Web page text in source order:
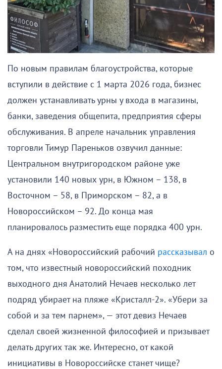
По новым правилам благоустройства, которые
вступили в действие с 1 марта 2026 года, бизнес
должен устанавливать урны у входа в магазины,
банки, заведения общепита, предприятия сферы
обслуживания. В апреле начальник управления
торговли Тимур Пареньков озвучил данные:
Центральном внутригородском районе уже
установили 140 новых урн, в Южном – 138, в
Восточном – 58, в Приморском – 82, а в
Новороссийском – 92. До конца мая
планировалось разместить еще порядка 400 урн.
А на днях «Новороссийский рабочий рассказывал о
том, что известный новороссийский походник
выходного дня Анатолий Нечаев несколько лет
подряд убирает на пляже «Кристалл-2». «Убери за
собой и за тем парнем», — этот девиз Нечаев
сделал своей жизненной философией и призывает
делать других так же. Интересно, от какой
инициативы в Новороссийске станет чище?